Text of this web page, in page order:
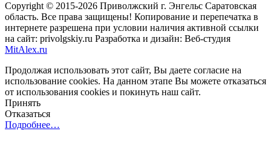
Copyright © 2015-2026 Приволжский г. Энгельс Саратовская
область. Все права защищены! Копирование и перепечатка в
интернете разрешена при условии наличия активной ссылки
на сайт: privolgskiy.ru Разработка и дизайн: Веб-студия
MitAlex.ru
Продолжая использовать этот сайт, Вы даете согласие на
использование cookies. На данном этапе Вы можете отказаться
от использования cookies и покинуть наш сайт.
Принять
Отказаться
Подробнее…